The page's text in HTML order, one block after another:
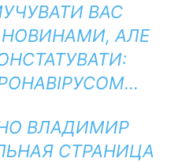
ВАС
АЛЕ
ВЛАДИМИР
СТРАНИЦА